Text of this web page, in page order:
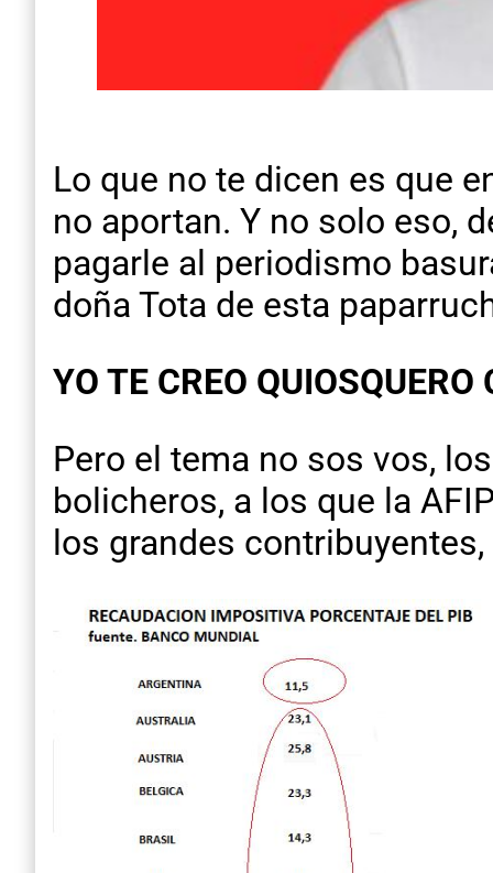
Lo que no te dicen es que
no aportan. Y no solo eso,
pagarle al periodismo
doña Tota de esta
YO TE CREO
Pero el tema no sos vos,
bolicheros, a los que la
los grandes